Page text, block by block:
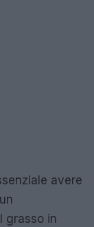
avere
grasso in